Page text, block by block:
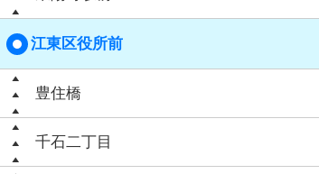
江東区役所前
豊住橋
千石二丁目